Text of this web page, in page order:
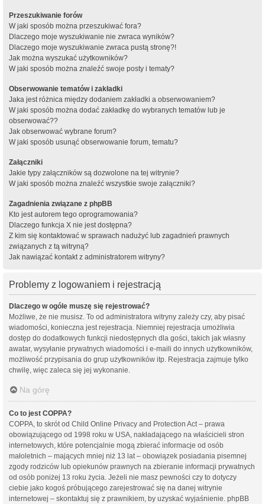
Przeszukiwanie forów
W jaki sposób można przeszukiwać fora?
Dlaczego moje wyszukiwanie nie zwraca wyników?
Dlaczego moje wyszukiwanie zwraca pustą stronę?!
Jak można wyszukać użytkowników?
W jaki sposób można znaleźć swoje posty i tematy?
Obserwowanie tematów i zakładki
Jaka jest różnica między dodaniem zakładki a obserwowaniem?
W jaki sposób można dodać zakładkę do wybranych tematów lub je
obserwować??
Jak obserwować wybrane forum?
W jaki sposób usunąć obserwowanie forum, tematu?
Załączniki
Jakie typy załączników są dozwolone na tej witrynie?
W jaki sposób można znaleźć wszystkie swoje załączniki?
Zagadnienia związane z phpBB
Kto jest autorem tego oprogramowania?
Dlaczego funkcja X nie jest dostępna?
Z kim się kontaktować w sprawach nadużyć lub zagadnień prawnych
związanych z tą witryną?
Jak nawiązać kontakt z administratorem witryny?
Problemy z logowaniem i rejestracją
Dlaczego w ogóle muszę się rejestrować?
Możliwe, że nie musisz. To od administratora witryny zależy czy, aby pisać
wiadomości, konieczna jest rejestracja. Niemniej rejestracja umożliwia
dostęp do dodatkowych funkcji niedostępnych dla gości, takich jak własny
awatar, wysyłanie prywatnych wiadomości i e-maili do innych użytkowników,
możliwość przypisania do grup użytkowników itp. Rejestracja zajmuje tylko
chwilę, więc zaleca się jej wykonanie.
Na górę
Co to jest COPPA?
COPPA, to skrót od Child Online Privacy and Protection Act – prawa
obowiązującego od 1998 roku w USA, nakładającego na właścicieli stron
internetowych, które potencjalnie mogą zbierać informacje od osób
małoletnich – mających mniej niż 13 lat – obowiązek posiadania pisemnej
zgody rodziców lub opiekunów prawnych na zbieranie informacji prywatnych
od osób poniżej 13 roku życia. Jeżeli nie masz pewności czy to dotyczy
ciebie jako kogoś próbującego zarejestrować się na danej witrynie
internetowej – skontaktuj się z prawnikiem, by uzyskać wyjaśnienie. phpBB